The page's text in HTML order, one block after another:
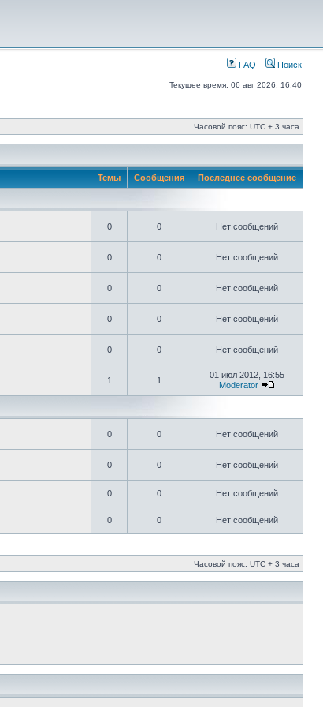
FAQ Поиск
Текущее время: 06 авг 2026, 16:40
Часовой пояс: UTC + 3 часа
Темы Сообщения Последнее сообщение
0 0 Нет сообщений
0 0 Нет сообщений
0 0 Нет сообщений
0 0 Нет сообщений
0 0 Нет сообщений
1 1
01 июл 2012, 16:55
Moderator
0 0 Нет сообщений
0 0 Нет сообщений
0 0 Нет сообщений
0 0 Нет сообщений
Часовой пояс: UTC + 3 часа